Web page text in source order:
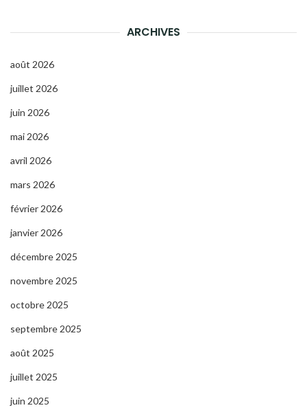
ARCHIVES
août 2026
juillet 2026
juin 2026
mai 2026
avril 2026
mars 2026
février 2026
janvier 2026
décembre 2025
novembre 2025
octobre 2025
septembre 2025
août 2025
juillet 2025
juin 2025